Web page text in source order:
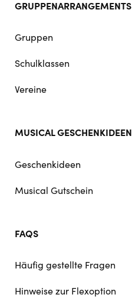
GRUPPENARRANGEMENTS
Gruppen
Schulklassen
Vereine
MUSICAL GESCHENKIDEEN
Geschenkideen
Musical Gutschein
FAQS
Häufig gestellte Fragen
Hinweise zur Flexoption